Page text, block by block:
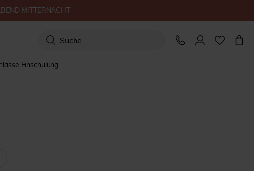
Einschulung
MITTERNACHT